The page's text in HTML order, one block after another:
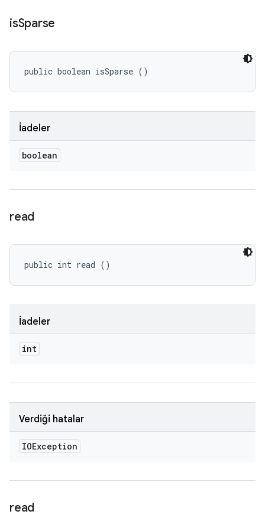
isSparse
public boolean isSparse ()
İadeler
boolean
read
public int read ()
İadeler
int
Verdiği hatalar
IOException
read